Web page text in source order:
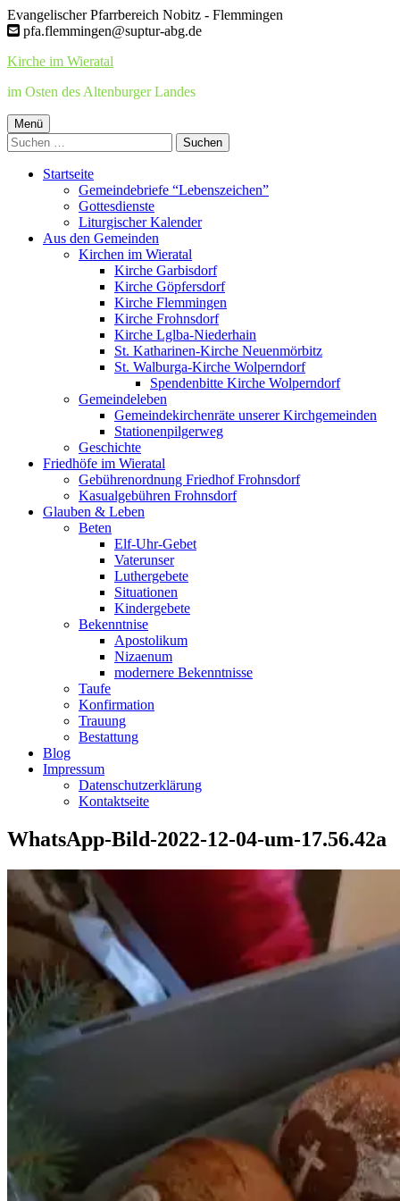
Springe
zum
Evangelischer Pfarrbereich Nobitz - Flemmingen
pfa.flemmingen@suptur-abg.de
Kirche im Wieratal
im Osten des Altenburger Landes
Primäres
Menü
Menü
Suchen
nach:
Startseite
Gemeindebriefe “Lebenszeichen”
Gottesdienste
Liturgischer Kalender
Aus den Gemeinden
Kirchen im Wieratal
Kirche Garbisdorf
Kirche Göpfersdorf
Kirche Flemmingen
Kirche Frohnsdorf
Kirche Lglba-Niederhain
St. Katharinen-Kirche Neuenmörbitz
St. Walburga-Kirche Wolperndorf
Spendenbitte Kirche Wolperndorf
Gemeindeleben
Gemeindekirchenräte unserer Kirchgemeinden
Stationenpilgerweg
Geschichte
Friedhöfe im Wieratal
Gebührenordnung Friedhof Frohnsdorf
Kasualgebühren Frohnsdorf
Glauben & Leben
Beten
Elf-Uhr-Gebet
Vaterunser
Luthergebete
Situationen
Kindergebete
Bekenntnise
Apostolikum
Nizaenum
modernere Bekenntnisse
Taufe
Konfirmation
Trauung
Bestattung
Blog
Impressum
Datenschutzerklärung
Kontaktseite
WhatsApp-Bild-2022-12-04-um-17.56.42a